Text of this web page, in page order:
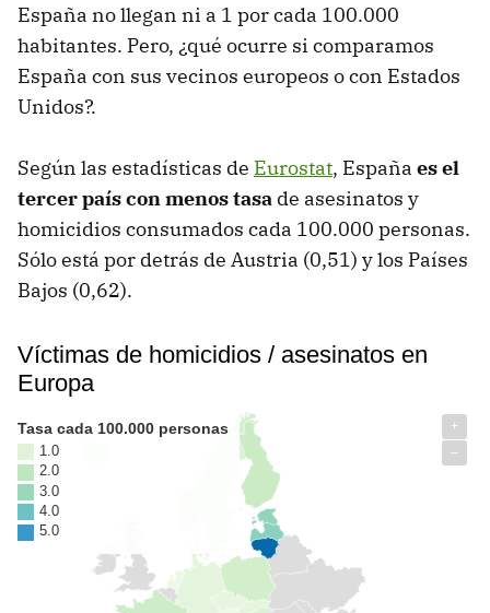
España no llegan ni a 1 por cada 100.000
habitantes. Pero, ¿qué ocurre si comparamos
España con sus vecinos europeos o con Estados
Unidos?.
Según las estadísticas de Eurostat, España es el
tercer país con menos tasa de asesinatos y
homicidios consumados cada 100.000 personas.
Sólo está por detrás de Austria (0,51) y los Países
Bajos (0,62).